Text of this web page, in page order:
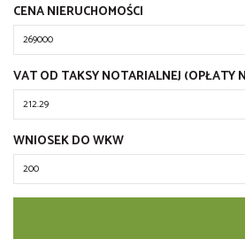
CENA NIERUCHOMOŚCI
VAT OD TAKSY NOTARIALNEJ (OPŁATY
WNIOSEK DO WKW